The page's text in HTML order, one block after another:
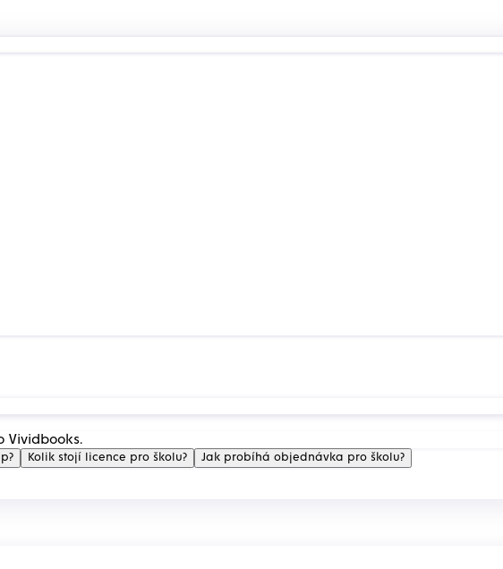
Vividbooks.
Kolik stojí licence pro školu? Jak probíhá objednávka pro školu?